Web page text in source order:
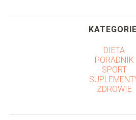
DIETA
PORADNIK
SPORT
ZDROWIE